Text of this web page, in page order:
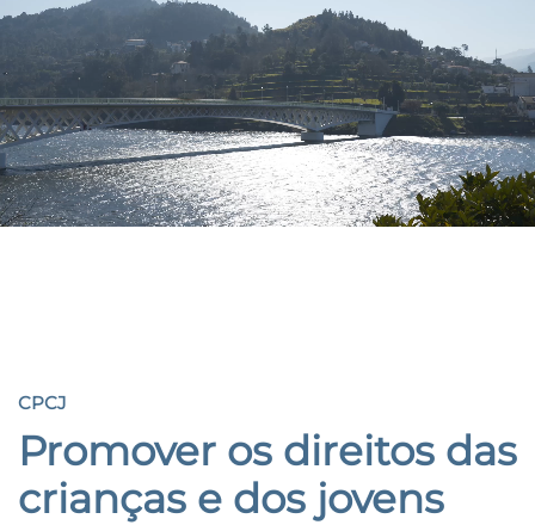
CPCJ
Promover os direitos das
crianças e dos jovens